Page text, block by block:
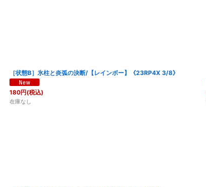
［状態B］氷柱と炎弧の決断/【レインボー】《23RP4X 3/8》
180円(税込)
在庫なし